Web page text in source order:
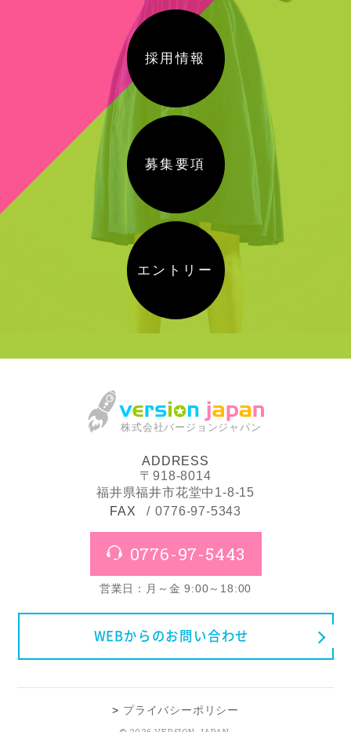
採用情報
募集要項
エントリー
株式会社バージョンジャパン
ADDRESS
〒918-8014
福井県福井市花堂中1-8-15
FAX
0776-97-5343
0776-97-5443
営業日：月～金 9:00～18:00
WEBからのお問い合わせ
プライバシーポリシー